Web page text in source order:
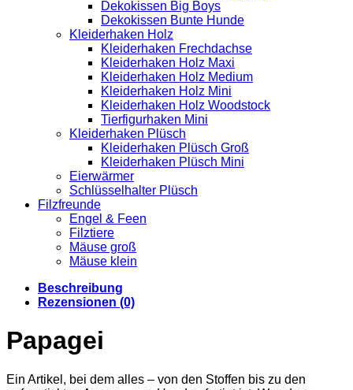
Dekokissen Big Boys
Dekokissen Bunte Hunde
Kleiderhaken Holz
Kleiderhaken Frechdachse
Kleiderhaken Holz Maxi
Kleiderhaken Holz Medium
Kleiderhaken Holz Mini
Kleiderhaken Holz Woodstock
Tierfigurhaken Mini
Kleiderhaken Plüsch
Kleiderhaken Plüsch Groß
Kleiderhaken Plüsch Mini
Eierwärmer
Schlüsselhalter Plüsch
Filzfreunde
Engel & Feen
Filztiere
Mäuse groß
Mäuse klein
Beschreibung
Rezensionen (0)
Papagei
Ein Artikel, bei dem alles – von den Stoffen bis zu den